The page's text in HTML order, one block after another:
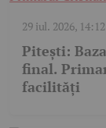
29 iul. 2026, 14:12
Pitești:
final.
facilități